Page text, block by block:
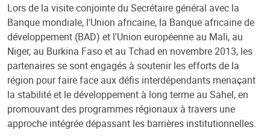
Lors de la visite conjointe du Secrétaire général avec la
Banque mondiale, l'Union africaine, la Banque africaine de
développement (BAD) et l'Union européenne au Mali, au
Niger, au Burkina Faso et au Tchad en novembre 2013, les
partenaires se sont engagés à soutenir les efforts de la
région pour faire face aux défis interdépendants menaçant
la stabilité et le développement à long terme au Sahel, en
promouvant des programmes régionaux à travers une
approche intégrée dépassant les barrières institutionnelles.